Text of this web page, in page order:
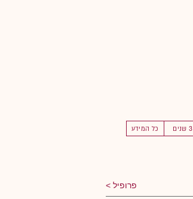
3 שנים כל המידע
פרופיל